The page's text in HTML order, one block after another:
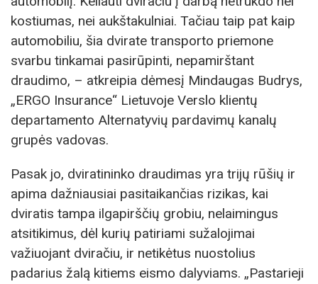
kostiumas, nei aukštakulniai. Tačiau taip pat kaip
automobiliu, šia dvirate transporto priemone
svarbu tinkamai pasirūpinti, nepamirštant
draudimo, – atkreipia dėmesį Mindaugas Budrys,
„ERGO Insurance“ Lietuvoje Verslo klientų
departamento Alternatyvių pardavimų kanalų
grupės vadovas.
Pasak jo, dviratininko draudimas yra trijų rūšių ir
apima dažniausiai pasitaikančias rizikas, kai
dviratis tampa ilgapirščių grobiu, nelaimingus
atsitikimus, dėl kurių patiriami sužalojimai
važiuojant dviračiu, ir netikėtus nuostolius
padarius žalą kitiems eismo dalyviams. „Pastarieji